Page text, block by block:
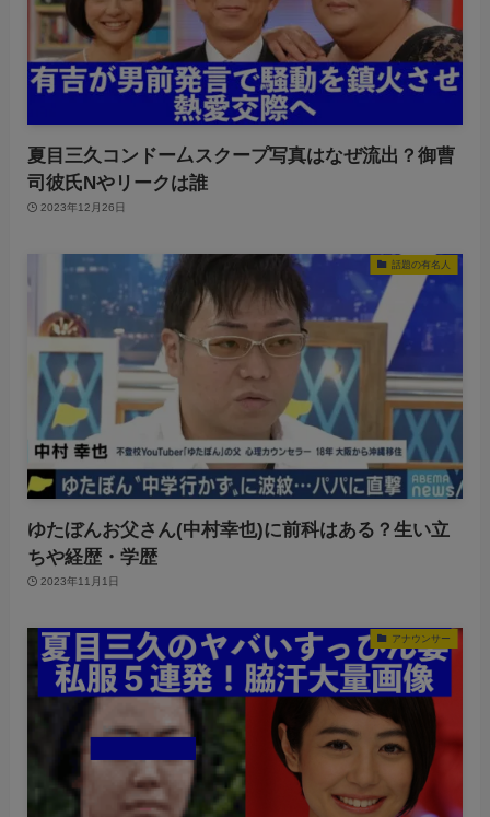
夏目三久コンドー厶スクープ写真はなぜ流出？御曹
司彼氏Nやリークは誰
2023年12月26日
話題の有名人
ゆたぼんお父さん(中村幸也)に前科はある？生い立
ちや経歴・学歴
2023年11月1日
アナウンサー